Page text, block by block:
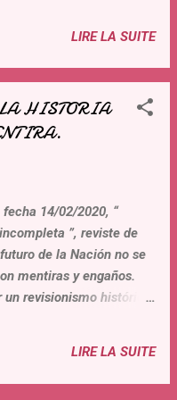
LIRE LA SUITE
HISTORIA
14/02/2020, “
”, reviste de
de la Nación no se
mentiras y engaños.
un revisionismo histórico
de 30.000
para obtener la
LIRE LA SUITE